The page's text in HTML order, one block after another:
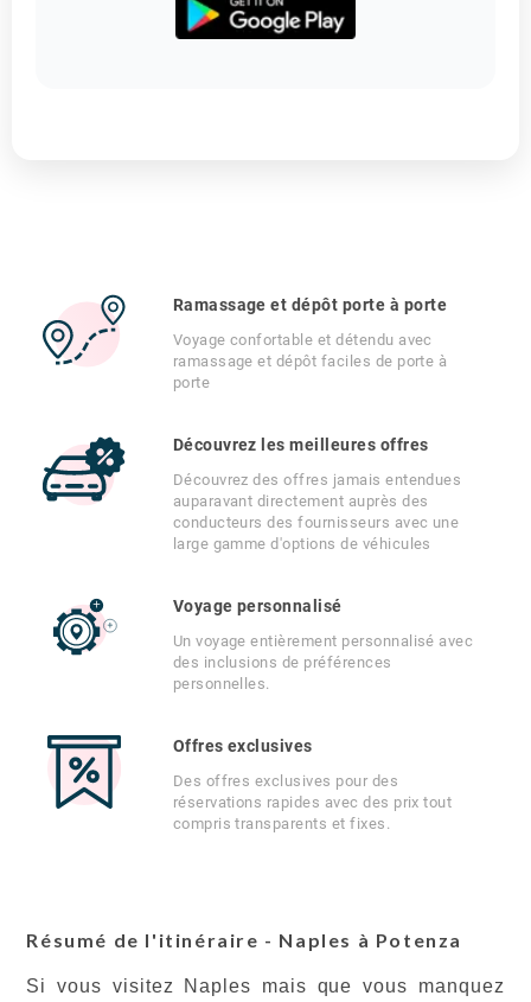
Ramassage et dépôt porte à porte
Voyage confortable et détendu avec
ramassage et dépôt faciles de porte à
porte
Découvrez les meilleures offres
Découvrez des offres jamais entendues
auparavant directement auprès des
conducteurs des fournisseurs avec une
large gamme d'options de véhicules
Voyage personnalisé
Un voyage entièrement personnalisé avec
des inclusions de préférences
personnelles.
Offres exclusives
Des offres exclusives pour des
réservations rapides avec des prix tout
compris transparents et fixes.
Résumé de l'itinéraire - Naples à Potenza
Si vous visitez Naples mais que vous manquez